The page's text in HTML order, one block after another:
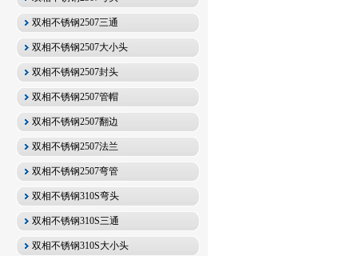
双相不锈钢2507三通
双相不锈钢2507大小头
双相不锈钢2507封头
双相不锈钢2507管帽
双相不锈钢2507翻边
双相不锈钢2507法兰
双相不锈钢2507弯管
双相不锈钢310S弯头
双相不锈钢310S三通
双相不锈钢310S大小头